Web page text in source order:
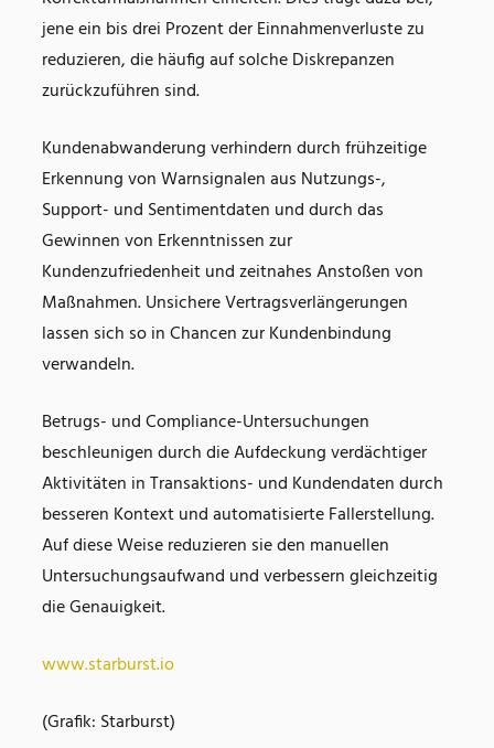
jene ein bis drei Prozent der Einnahmenverluste zu
reduzieren, die häufig auf solche Diskrepanzen
zurückzuführen sind.
Kundenabwanderung verhindern durch frühzeitige
Erkennung von Warnsignalen aus Nutzungs-,
Support- und Sentimentdaten und durch das
Gewinnen von Erkenntnissen zur
Kundenzufriedenheit und zeitnahes Anstoßen von
Maßnahmen. Unsichere Vertragsverlängerungen
lassen sich so in Chancen zur Kundenbindung
verwandeln.
Betrugs- und Compliance-Untersuchungen
beschleunigen durch die Aufdeckung verdächtiger
Aktivitäten in Transaktions- und Kundendaten durch
besseren Kontext und automatisierte Fallerstellung.
Auf diese Weise reduzieren sie den manuellen
Untersuchungsaufwand und verbessern gleichzeitig
die Genauigkeit.
www.starburst.io
(Grafik: Starburst)